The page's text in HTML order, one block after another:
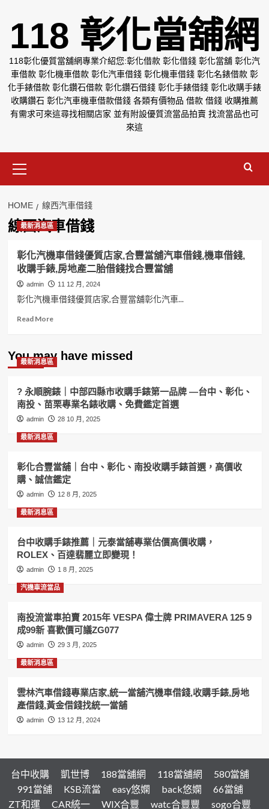
118 彰化當舖網
118彰化優質當舖網專業介紹您:彰化借款 彰化借錢 彰化當舖 彰化汽
車借款 彰化機車借款 彰化汽車借錢 彰化機車借錢 彰化名錶借款 彰
化手錶借款 彰化鑽石借款 彰化鑽石借錢 彰化手錶借錢 彰化收購手錶
收購鑽石 彰化汽車機車借款借錢 各類有價物品 借款 借錢 收購推薦
有需求可來這尋找相關店家 並有附設優質流當品拍賣 找流當品也可
來這
Menu
HOME 線西汽車借錢
線西汽車借錢
最新消息區
彰化汽機車借錢優質店家,合豐當舖汽車借錢,機車借錢,
收購手錶,房地產二胎借錢找合豐當舖
admin 11 12 月, 2024
彰化汽機車借錢優質店家,合豐當舖彰化汽車...
Read MoreRead
彰
化
機
車
借
錢
優
質
家,
合
豐
當
舖
借
錢,
機
借
收
購
手
錶,
房
二
胎
借
You may have missed
最新消息區
? 永順腕錶｜中部四縣市收購手錶第一品牌 —台中、彰化、
南投、苗栗專業名錶收購、免費鑑定首選
admin 28 10 月, 2025
最新消息區
彰化合豐當舖｜台中、彰化、南投收購手錶首選，高價收
購、誠信鑑定
admin 12 8 月, 2025
最新消息區
台中收購手錶推薦｜元泰當舖專業估價高價收購，
ROLEX、百達翡麗立即變現！
admin 1 8 月, 2025
汽機車流當品
南投流當車拍賣 2015年 VESPA 偉士牌 PRIMAVERA 125 9
成99新 喜歡價可議ZG077
admin 29 3 月, 2025
最新消息區
雲林汽車借錢專業店家,統一當舖汽機車借錢,收購手錶,房地
產借錢,黃金借錢找統一當舖
admin 13 12 月, 2024
台中收購 凱世博 188當舖網 118當舖網
580當舖
991當舖
KSB流當 easy悠嫻 back悠嫻
66當舖
ZT和運
CAR統一 WIX合豐 watc合豐豐 sogo合豐